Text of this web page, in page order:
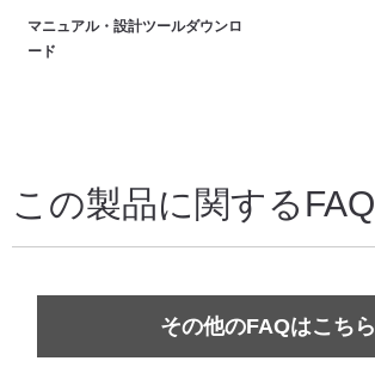
マニュアル・設計ツールダウンロ
ード
この製品に関するFAQ
その他のFAQはこちら